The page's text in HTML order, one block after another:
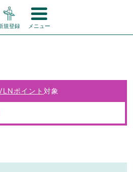
規登録 メニュー
ポイント 対象